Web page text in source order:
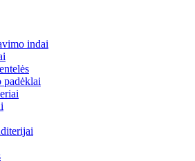
indai
padėklai